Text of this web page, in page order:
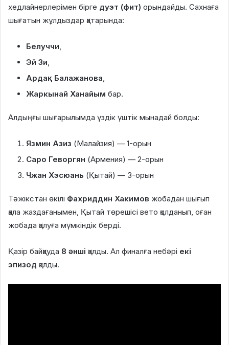
хедлайнерлерімен бірге дуэт (фит) орындайды. Сахнаға
шығатын жұлдыздар қатарында:
Белуччи,
Эй Зи,
Ардақ Балажанова,
Жаркынай Ханайым бар.
Алдыңғы шығарылымда үздік үштік мынадай болды:
Язмин Азиз (Малайзия) — 1-орын
Саро Геворгян (Армения) — 2-орын
Чжан Хэсюань (Қытай) — 3-орын
Тәжікстан өкілі Фахриддин Хакимов жобадан шығып
қала жаздағанымен, Қытай төрешісі вето қолданып, оған
жобада қалуға мүмкіндік берді.
Қазір байқауда 8 әнші қалды. Ал финалға небәрі екі
эпизод қалды.